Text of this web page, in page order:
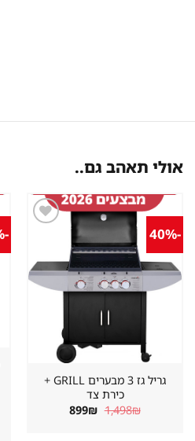
אולי תאהב גם..
במועדפים
גריל גז 3 מבערים GRILL +
כירת צד
1,498₪ המחיר
המקורי
899₪ המחיר
הנוכחי